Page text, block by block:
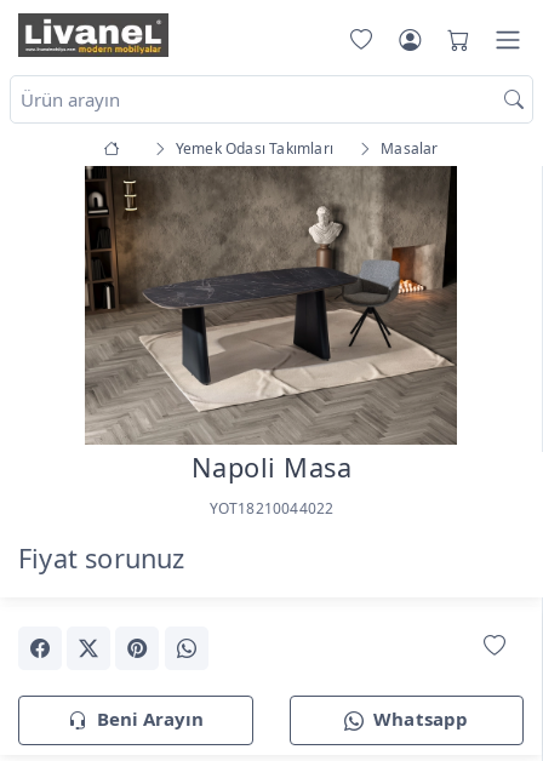
Yemek Odası Takımları Masalar
Napoli Masa
YOT18210044022
Fiyat sorunuz
Beni Arayın Whatsapp